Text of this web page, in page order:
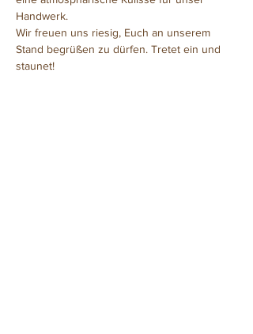
Handwerk.
Wir freuen uns riesig, Euch an unserem
Stand begrüßen zu dürfen. Tretet ein und
staunet!